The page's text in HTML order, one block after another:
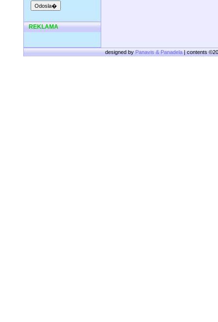
REKLAMA
designed byPanavis & Panadela| contents